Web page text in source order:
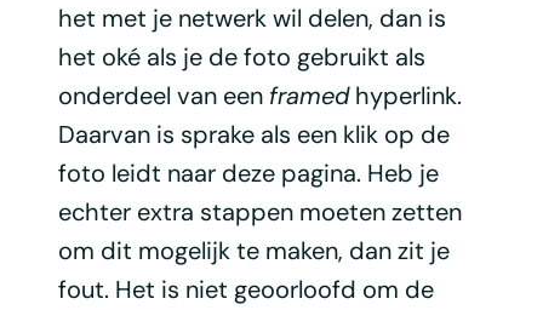
het met je netwerk wil delen, dan is
het oké als je de foto gebruikt als
onderdeel van een framedhyperlink.
Daarvan is sprake als een klik op de
foto leidt naar deze pagina. Heb je
echter extra stappen moeten zetten
om dit mogelijk te maken, dan zit je
fout. Het is niet geoorloofd om de